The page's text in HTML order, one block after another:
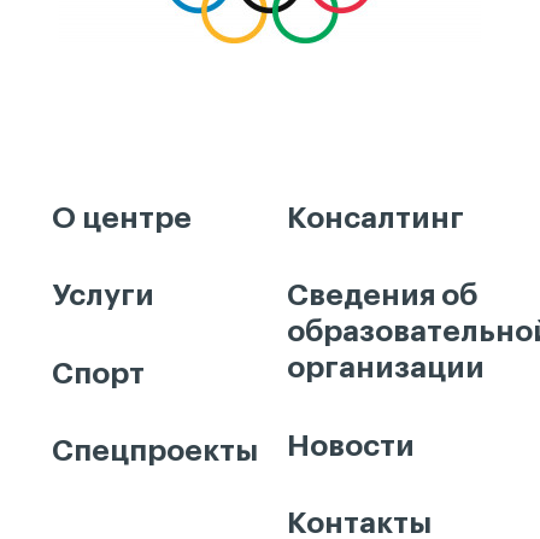
О центре
Услуги
Спорт
Спецпроекты
Консалтинг
Сведения об
организации
Новости
Контакты